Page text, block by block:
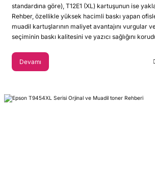
standardına göre), T12E1 (XL) kartuşunun ise
Rehber, özellikle yüksek hacimli baskı yapan
muadil kartuşlarının maliyet avantajını vurgular
seçiminin baskı kalitesini ve yazıcı sağlığını
Devamı